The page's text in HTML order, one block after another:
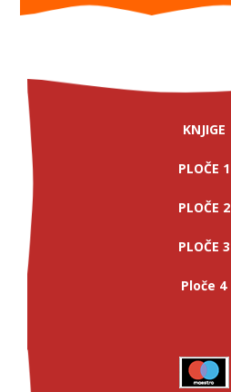
KNJIGE
PLOČE 1
PLOČE 2
PLOČE 3
Ploče 4